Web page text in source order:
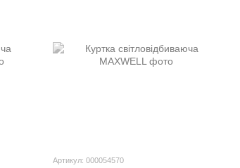
Артикул: 000054570